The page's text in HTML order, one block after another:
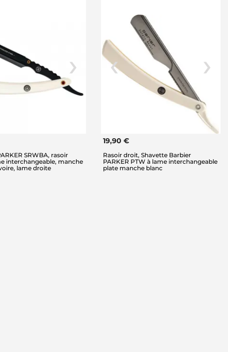
SRWBA, rasoir
interchangeable, manche
lame droite
19,90 €
Rasoir droit, Shavette Barbier
PARKER PTW à lame interchangeable
plate manche blanc